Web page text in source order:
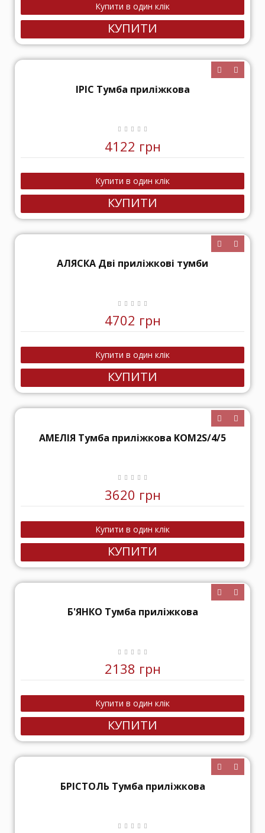
КУПИТИ
ІРІС Тумба приліжкова
4122 грн
КУПИТИ
АЛЯСКА Дві приліжкові тумби
4702 грн
КУПИТИ
АМЕЛІЯ Тумба приліжкова KOM2S/4/5
3620 грн
КУПИТИ
Б'ЯНКО Тумба приліжкова
2138 грн
КУПИТИ
БРІСТОЛЬ Тумба приліжкова